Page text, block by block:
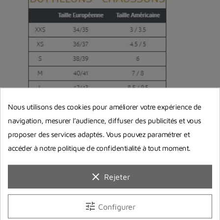
Nous utilisons des cookies pour améliorer votre expérience de
navigation, mesurer l’audience, diffuser des publicités et vous
proposer des services adaptés. Vous pouvez paramétrer et
accéder à notre politique de confidentialité à tout moment.
clear Rejeter
tune Configurer